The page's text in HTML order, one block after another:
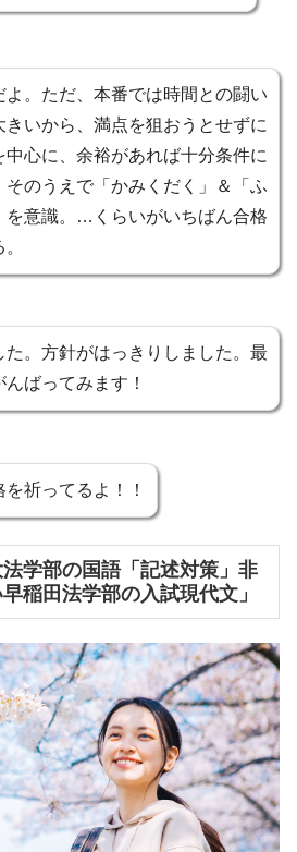
よ。ただ、本番では時間との闘い
きいから、満点を狙おうとせずに
中心に、余裕があれば十分条件に
そのうえで「かみくだく」＆「ふ
を意識。…くらいがいちばん合格
た。方針がはっきりしました。最
ばってみます！
を祈ってるよ！！
学部の国語「記述対策」非
稲田法学部の入試現代文」